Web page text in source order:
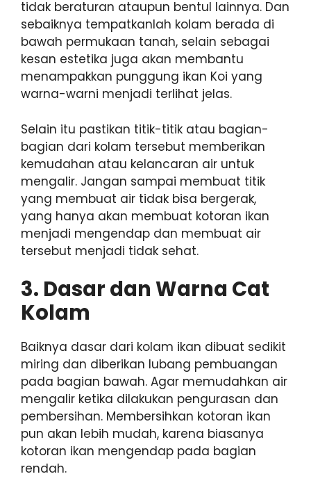
tidak beraturan ataupun bentul lainnya. Dan
sebaiknya tempatkanlah kolam berada di
bawah permukaan tanah, selain sebagai
kesan estetika juga akan membantu
menampakkan punggung ikan Koi yang
warna-warni menjadi terlihat jelas.
Selain itu pastikan titik-titik atau bagian-
bagian dari kolam tersebut memberikan
kemudahan atau kelancaran air untuk
mengalir. Jangan sampai membuat titik
yang membuat air tidak bisa bergerak,
yang hanya akan membuat kotoran ikan
menjadi mengendap dan membuat air
tersebut menjadi tidak sehat.
3. Dasar dan Warna Cat
Kolam
Baiknya dasar dari kolam ikan dibuat sedikit
miring dan diberikan lubang pembuangan
pada bagian bawah. Agar memudahkan air
mengalir ketika dilakukan pengurasan dan
pembersihan. Membersihkan kotoran ikan
pun akan lebih mudah, karena biasanya
kotoran ikan mengendap pada bagian
rendah.